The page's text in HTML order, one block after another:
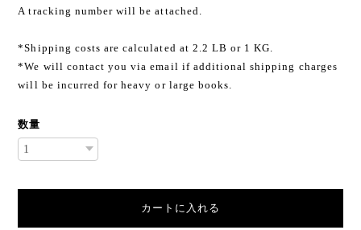
A tracking number will be attached.
*Shipping costs are calculated at 2.2 LB or 1 KG.
*We will contact you via email if additional shipping charges
will be incurred for heavy or large books.
数量
カートに入れる